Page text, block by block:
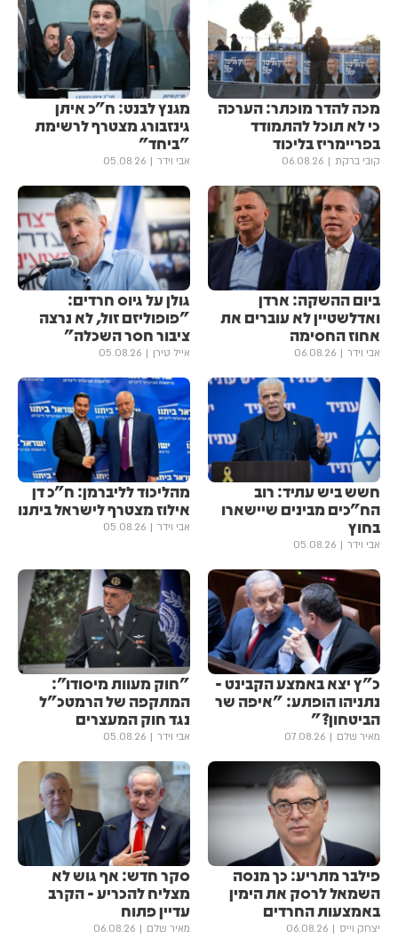
מכה להדר מוכתר: הערכה
כי לא תוכל להתמודד
בפריימריז בליכוד
קובי ברקת 06.08.26
מגנץ לבנט: ח"כ איתן
גינזבורג מצטרף לרשימת
"ביחד"
אבי וידר 05.08.26
ביום ההשקה: ארדן
ואדלשטיין לא עוברים את
אחוז החסימה
אבי וידר 06.08.26
גולן ‏על גיוס חרדים:
"פופוליזם זול, לא נרצה
ציבור חסר השכלה"
אייל טירן 05.08.26
חשש ביש עתיד: רוב
הח"כים מבינים שיישארו
בחוץ
אבי וידר 05.08.26
מהליכוד לליברמן: ח"כ דן
אילוז מצטרף לישראל ביתנו
אבי וידר 05.08.26
כ"ץ יצא באמצע הקבינט -
נתניהו הופתע: "איפה שר
הביטחון?"
מאיר שלם 07.08.26
"חוק מעוות מיסודו":
המתקפה של הרמטכ"ל
נגד חוק המעצרים
אבי וידר 05.08.26
פילבר מתריע: כך מנסה
השמאל לרסק את הימין
באמצעות החרדים
יצחק וייס 06.08.26
סקר חדש: אף גוש לא
מצליח להכריע - הקרב
עדיין פתוח
מאיר שלם 06.08.26